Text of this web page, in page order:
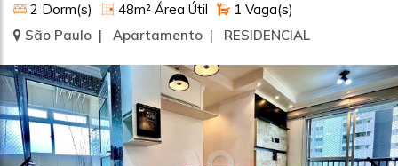
2 Dorm(s) 48m² Área Útil
1 Vaga(s)
São Paulo | Apartamento | RESIDENCIAL